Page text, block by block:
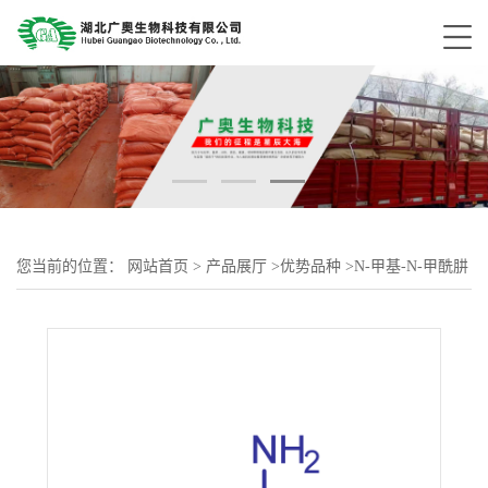
您当前的位置： 网站首页 > 产品展厅 >优势品种 >N-甲基-N-甲酰肼